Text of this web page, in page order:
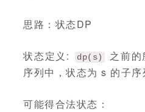
思路：状态DP
状态定义: dp(s)
之前
序列中，状态为 s 的子序
可能得合法状态：